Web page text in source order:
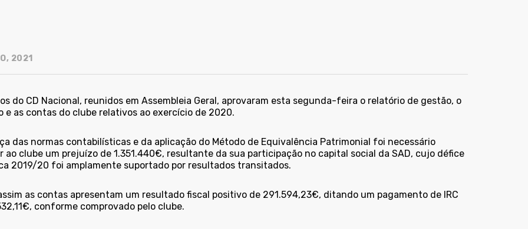
2021
do CD Nacional, reunidos em Assembleia Geral, aprovaram esta segunda-feira o relatório de gestão, o
e as contas do clube relativos ao exercício de 2020.
das normas contabilísticas e da aplicação do Método de Equivalência Patrimonial foi necessário
ao clube um prejuízo de 1.351.440€, resultante da sua participação no capital social da SAD, cujo défice
2019/20 foi amplamente suportado por resultados transitados.
as contas apresentam um resultado fiscal positivo de 291.594,23€, ditando um pagamento de IRC
conforme comprovado pelo clube.